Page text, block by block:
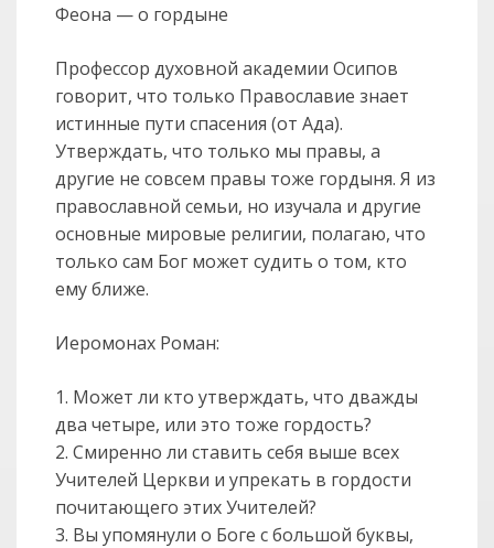
Феона — о гордыне
Профессор духовной академии Осипов
говорит, что только Православие знает
истинные пути спасения (от Ада).
Утверждать, что только мы правы, а
другие не совсем правы тоже гордыня. Я из
православной семьи, но изучала и другие
основные мировые религии, полагаю, что
только сам Бог может судить о том, кто
ему ближе.
Иеромонах Роман:
1. Может ли кто утверждать, что дважды
два четыре, или это тоже гордость?
2. Смиренно ли ставить себя выше всех
Учителей Церкви и упрекать в гордости
почитающего этих Учителей?
3. Вы упомянули о Боге с большой буквы,